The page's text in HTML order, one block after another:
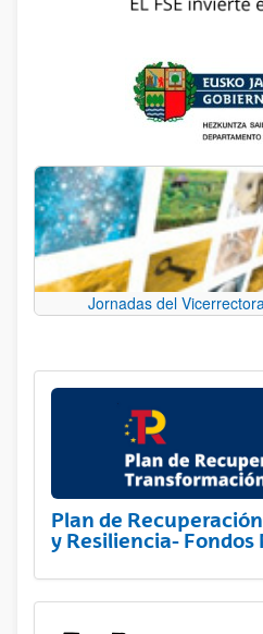
Jornadas del
Plan de
y Resiliencia- Fondos